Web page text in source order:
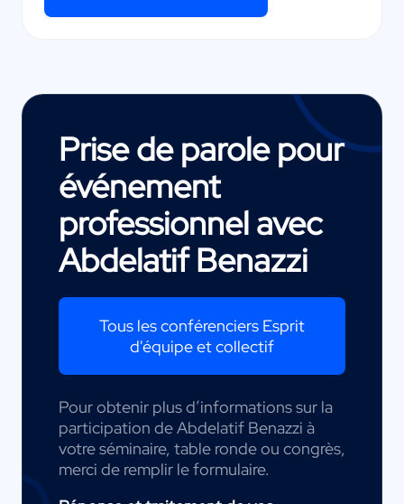
Prise de parole pour
événement
professionnel avec
Abdelatif Benazzi
Tous les conférenciers Esprit
d'équipe et collectif
Pour obtenir plus d’informations sur la
participation de Abdelatif Benazzi à
votre séminaire, table ronde ou congrès,
merci de remplir le formulaire.